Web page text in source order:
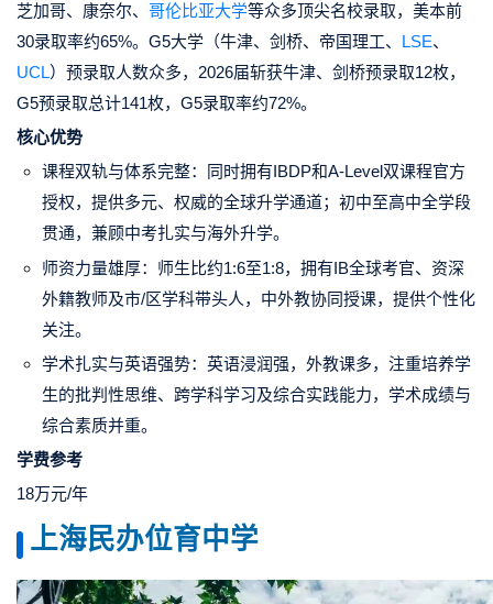
芝加哥、康奈尔、 哥伦比亚大学等众多顶尖名校录取，美本前
30录取率约65%。G5大学（牛津、剑桥、帝国理工、 LSE、
UCL）预录取人数众多，2026届斩获牛津、剑桥预录取12枚，
G5预录取总计141枚，G5录取率约72%。
核心优势
课程双轨与体系完整：同时拥有IBDP和A-Level双课程官方
授权，提供多元、权威的全球升学通道；初中至高中全学段
贯通，兼顾中考扎实与海外升学。
师资力量雄厚：师生比约1:6至1:8，拥有IB全球考官、资深
外籍教师及市/区学科带头人，中外教协同授课，提供个性化
关注。
学术扎实与英语强势：英语浸润强，外教课多，注重培养学
生的批判性思维、跨学科学习及综合实践能力，学术成绩与
综合素质并重。
学费参考
18万元/年
上海民办位育中学